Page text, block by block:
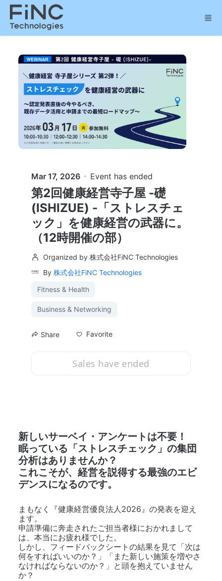
Skip to main content
Mar 17, 2026 Event has ended
第2回健康経営寺子屋 -礎
(ISHIZUE) -「ストレスチェ
ック」を健康経営の武器に。
（12時開催の部）
Organized by 株式会社FiNC Technologies
By 株式会社FiNC Technologies
Fitness & Health
Business & Networking
Share Favorite
Sales have ended
新しいサーベイ・アンケートは不要！
眠っている「ストレスチェック」の集団
分析はありませんか？
これこそが、経営を説得する最強のエビ
デンスになるのです。
まもなく『健康経営優良法人2026』の発表を迎え
ます。
申請準備に奔走されたご担当者様におかれまして
は、本当にお疲れ様でした。
しかし、フィードバックシートの結果を見て「次は
何をすればいいのか？」「また新しい施策を増やさ
なければならないのか？」と頭を抱えていません
か？